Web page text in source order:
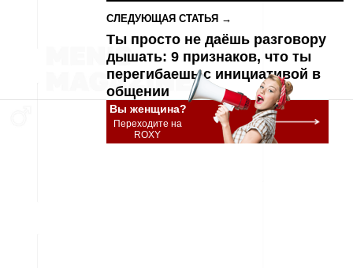
СЛЕДУЮЩАЯ СТАТЬЯ →
Ты просто не даёшь разговору
дышать: 9 признаков, что ты
перегибаешь с инициативой в
общении
Вы женщина?
Переходите на
ROXY